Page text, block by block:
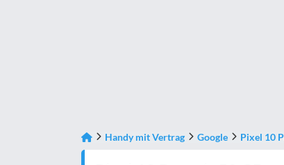
Handy mit Vertrag Google Pixel 10